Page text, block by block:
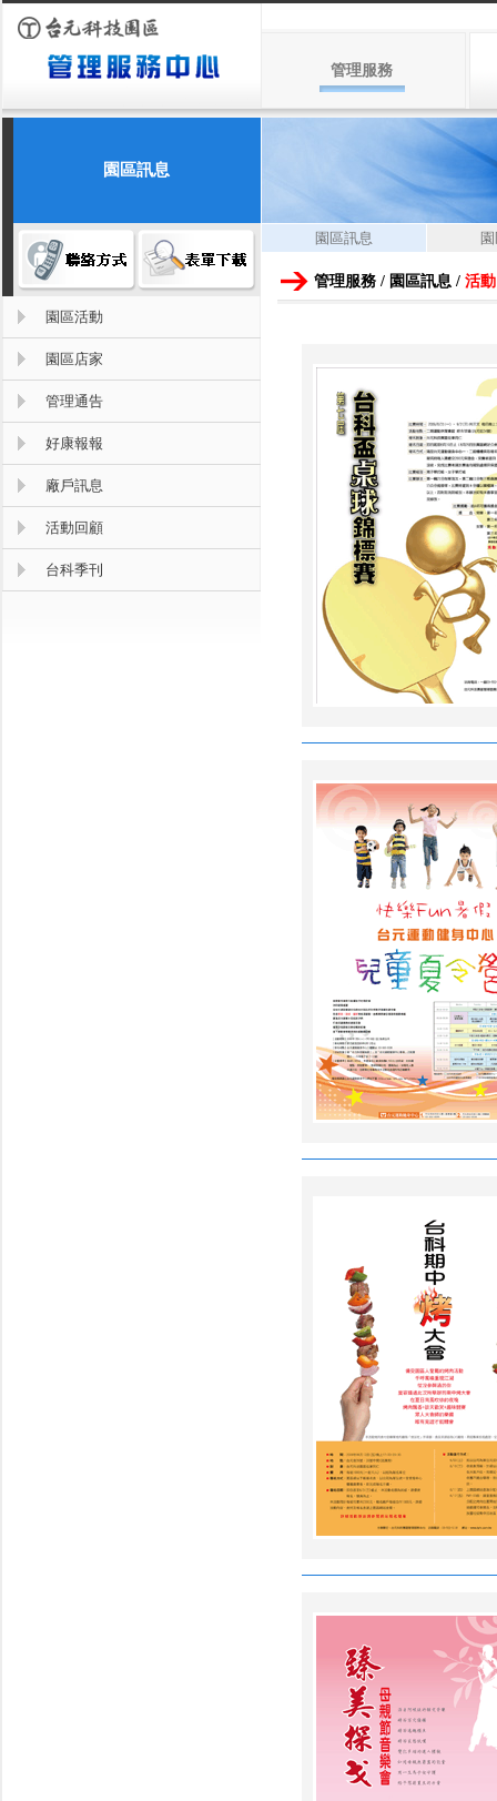
管理服務
園區訊息
園區活動
園區店家
管理通告
好康報報
廠戶訊息
活動回顧
台科季刊
園區訊息
管理服務 / 園區訊息 / 活